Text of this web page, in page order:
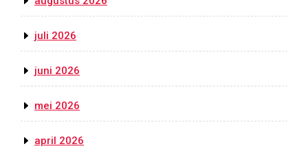
juli 2026
juni 2026
mei 2026
april 2026